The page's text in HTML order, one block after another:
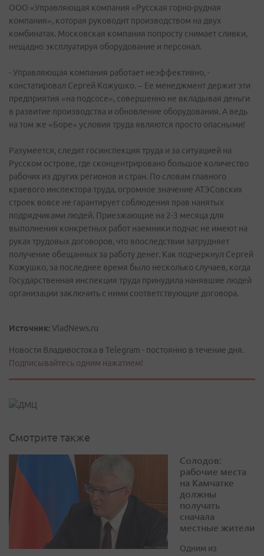
ООО «Управляющая компания «Русская горно-рудная
компания», которая руководит производством на двух
комбинатах. Московская компания попросту снимает сливки,
нещадно эксплуатируя оборудование и персонал.
- Управляющая компания работает неэффективно, -
констатировал Сергей Кожушко. – Ее менеджмент держит эти
предприятия «на подсосе», совершенно не вкладывая деньги
в развитие производства и обновление оборудования. А ведь
на том же «Боре» условия труда являются просто опасными!
Разумеется, следит госинспекция труда и за ситуацией на
Русском острове, где сконцентрировано большое количество
рабочих из других регионов и стран. По словам главного
краевого инспектора труда, огромное значение АТЭСовских
строек вовсе не гарантирует соблюдения прав нанятых
подрядчиками людей. Приезжающие на 2-3 месяца для
выполнения конкретных работ наемники подчас не имеют на
руках трудовых договоров, что впоследствии затрудняет
получение обещанных за работу денег. Как подчеркнул Сергей
Кожушко, за последнее время было несколько случаев, когда
Государственная инспекция труда принудила нанявшие людей
организации заключить с ними соответствующие договора.
Источник:VladNews.ru
Новости Владивостока в Telegram - постоянно в течение дня.
Подписывайтесь одним нажатием!
Смотрите также
Солодов:
рабочие места
на Камчатке
должны
получать
сначала
местные жители
Одним из